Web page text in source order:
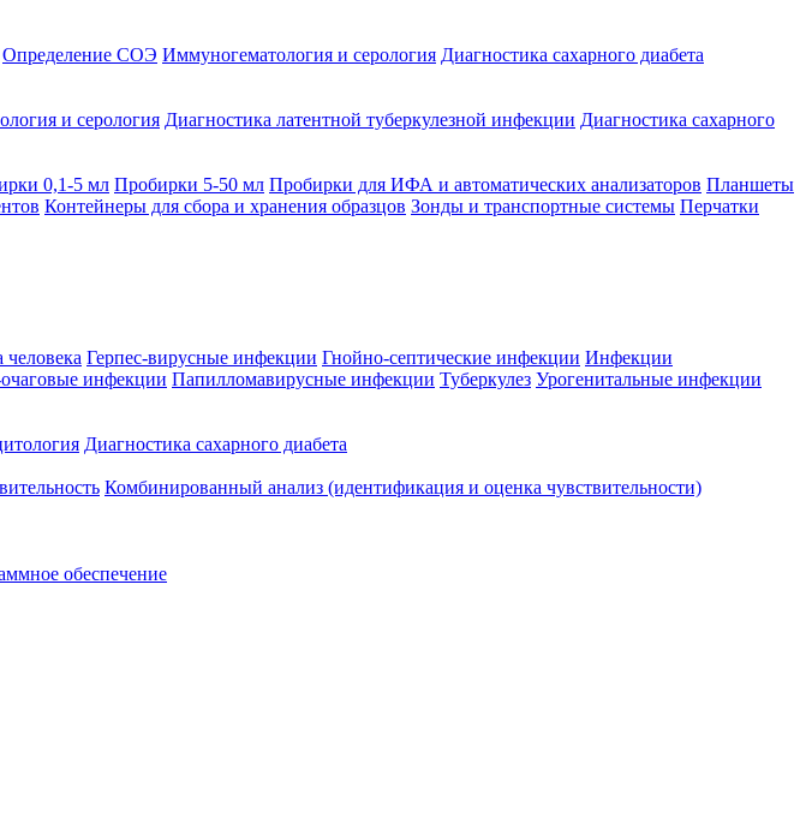
Определение СОЭ Иммуногематология и серология Диагностика сахарного диабета
и серология Диагностика латентной туберкулезной инфекции Диагностика сахарного
0,1-5 мл Пробирки 5-50 мл Пробирки для ИФА и автоматических анализаторов Планшеты
Контейнеры для сбора и хранения образцов Зонды и транспортные системы Перчатки
человека Герпес-вирусные инфекции Гнойно-септические инфекции Инфекции
инфекции Папилломавирусные инфекции Туберкулез Урогенитальные инфекции
Диагностика сахарного диабета
Комбинированный анализ (идентификация и оценка чувствительности)
обеспечение